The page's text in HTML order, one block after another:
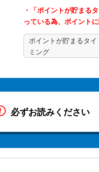
・「ポイントが貯まる
っている為、ポイント
ポイントが貯まる タイ
ミング
必ずお読みください